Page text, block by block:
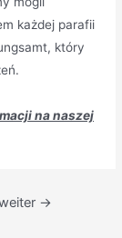
każdej parafii
który
na naszej
→